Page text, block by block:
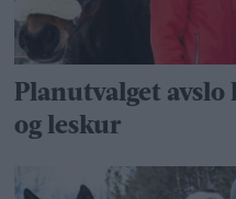
Planutvalget avslo
og leskur